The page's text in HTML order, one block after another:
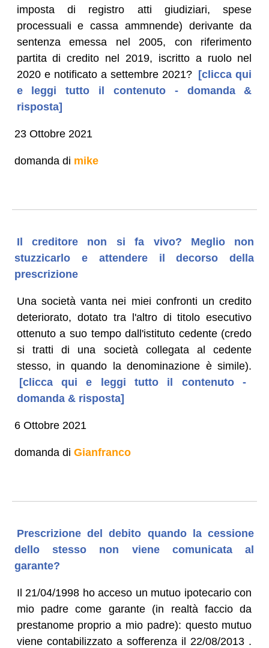
imposta di registro atti giudiziari, spese
processuali e cassa ammnende) derivante da
sentenza emessa nel 2005, con riferimento
partita di credito nel 2019, iscritto a ruolo nel
2020 e notificato a settembre 2021? [clicca qui
e leggi tutto il contenuto - domanda &
risposta]
23 Ottobre 2021
domanda di mike
Il creditore non si fa vivo? Meglio non
stuzzicarlo e attendere il decorso della
prescrizione
Una società vanta nei miei confronti un credito
deteriorato, dotato tra l'altro di titolo esecutivo
ottenuto a suo tempo dall'istituto cedente (credo
si tratti di una società collegata al cedente
stesso, in quando la denominazione è simile).
[clicca qui e leggi tutto il contenuto -
domanda & risposta]
6 Ottobre 2021
domanda di Gianfranco
Prescrizione del debito quando la cessione
dello stesso non viene comunicata al
garante?
Il 21/04/1998 ho acceso un mutuo ipotecario con
mio padre come garante (in realtà faccio da
prestanome proprio a mio padre): questo mutuo
viene contabilizzato a sofferenza il 22/08/2013 .